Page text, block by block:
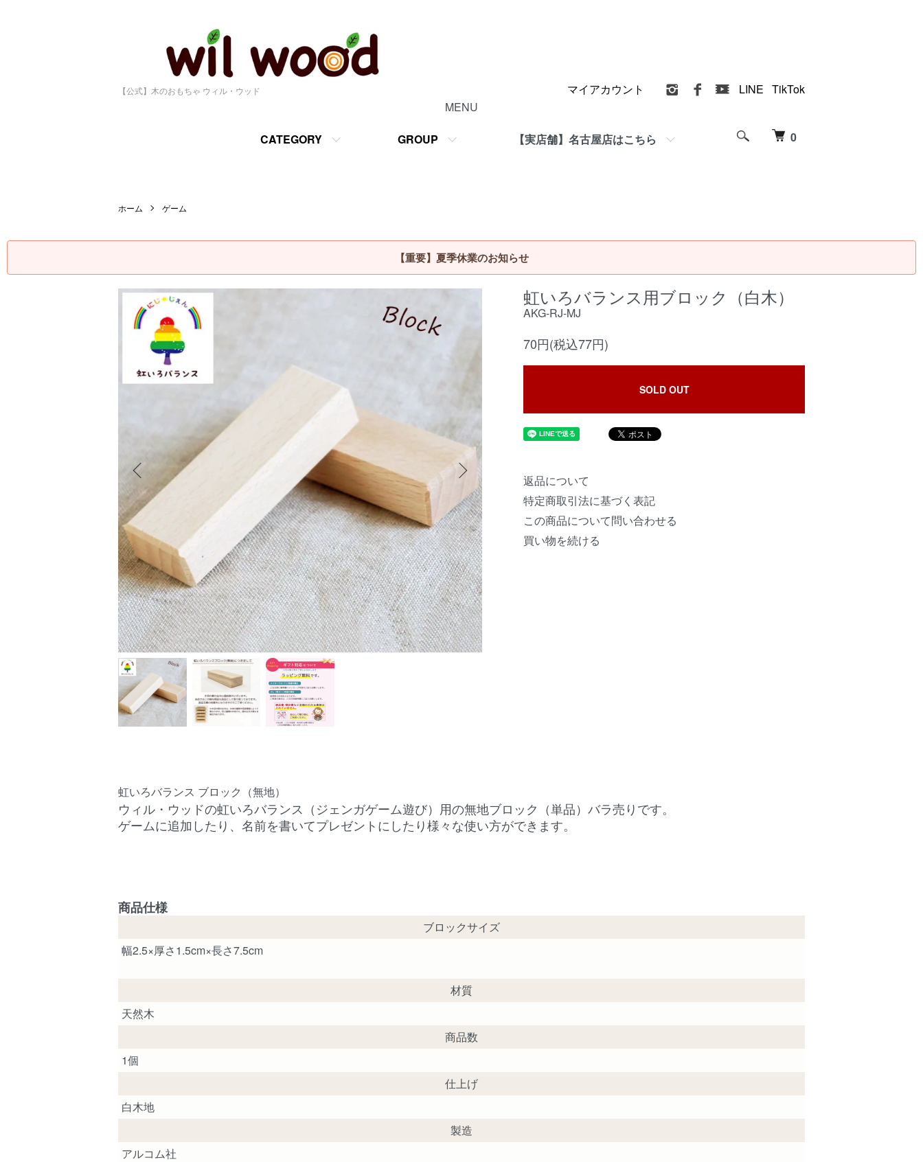
【公式】木のおもちゃ ウィル・ウッド
0
MENU
CATEGORY GROUP 【実店舗】名古屋店はこちら
マイアカウント LINE TikTok
ホーム ゲーム
【重要】夏季休業のお知らせ
虹いろバランス用ブロック（白木）
AKG-RJ-MJ
70円(税込77円)
SOLD OUT
返品について
特定商取引法に基づく表記
この商品について問い合わせる
買い物を続ける
虹いろバランス ブロック（無地）
ウィル・ウッドの虹いろバランス（ジェンガゲーム遊び）用の無地ブロック（単品）バラ売りです。
ゲームに追加したり、名前を書いてプレゼントにしたり様々な使い方ができます。
商品仕様
ブロックサイズ
幅2.5×厚さ1.5cm×長さ7.5cm
材質
天然木
商品数
1個
仕上げ
白木地
製造
アルコム社